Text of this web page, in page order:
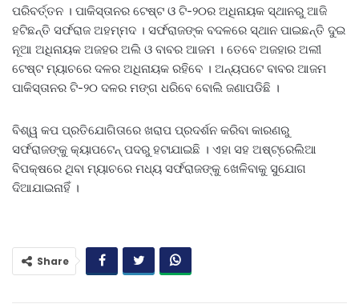
ପରିବର୍ତ୍ତନ । ପାକିସ୍ତାନର ଟେଷ୍ଟ ଓ ଟି-୨୦ର ଅଧିନାୟକ ସ୍ଥାନରୁ ଆଜି
ହଟିଛନ୍ତି ସର୍ଫରାଜ ଅହମ୍ମଦ । ସର୍ଫରାଜଙ୍କ ବଦଳରେ ସ୍ଥାନ ପାଇଛନ୍ତି ଦୁଇ
ନୂଆ ଅଧିନାୟକ ଅଜହର ଅଲି ଓ ବାବର ଆଜମ । ତେବେ ଅଜହାର ଅଲୀ
ଟେଷ୍ଟ ମ୍ୟାଚରେ ଦଳର ଅଧିନାୟକ ରହିବେ । ଅନ୍ୟପଟେ ବାବର ଆଜମ
ପାକିସ୍ତାନର ଟି-୨୦ ଦଳର ମଙ୍ଗ ଧରିବେ ବୋଲି ଜଣାପଡିଛି ।
ବିଶ୍ୱ କପ ପ୍ରତିଯୋଗିତାରେ ଖରାପ ପ୍ରଦର୍ଶନ କରିବା କାରଣରୁ
ସର୍ଫରାଜଙ୍କୁ କ୍ୟାପଟେନ୍ ପଦରୁ ହଟାଯାଇଛି । ଏହା ସହ ଅଷ୍ଟ୍ରେଲିଆ
ବିପକ୍ଷରେ ଥିବା ମ୍ୟାଚରେ ମଧ୍ୟ ସର୍ଫରାଜଙ୍କୁ ଖେଳିବାକୁ ସୁଯୋଗ
ଦିଆଯାଇନାହିଁ ।
Share